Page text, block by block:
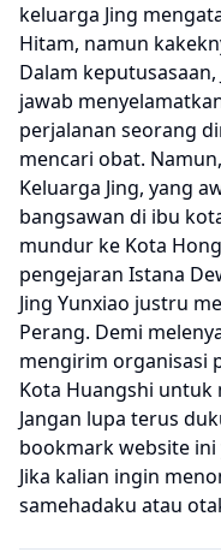
keluarga Jing
Hitam, namun
Dalam
jawab
perjalanan seorang
mencari obat.
Keluarga Jing, yang
bangsawan di ibu
mundur ke Kota
pengejaran Istana
Jing Yunxiao justru
Perang. Demi
mengirim organisasi
Kota Huangshi untuk
Jangan lupa terus
bookmark website
Jika kalian ingin
samehadaku atau